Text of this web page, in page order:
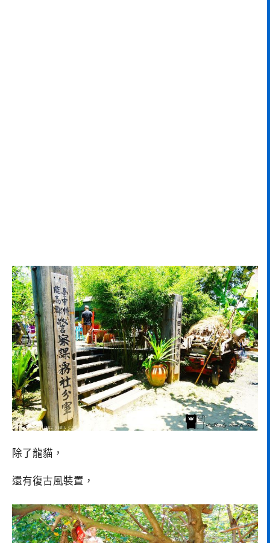
除了龍貓，
還有復古風裝置，